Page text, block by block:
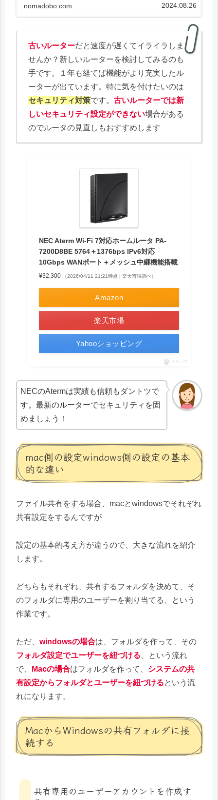
の設定画面のアドレスを調べる方法を覚書しま
nomadobo.com 2024.08.26
古いルーターだと速度が遅くてイライラしま
せんか？新しいルーターを検討してみるのも
手です。１年も経てば機能がより充実したル
ーターが出ています。特に気を付けたいのは
セキュリティ対策です。 古いルーターでは新
しいセキュリティ設定ができない場合がある
のでルータの見直しもおすすめします
NEC Aterm Wi-Fi 7対応ホームルータ PA-
7200D8BE 5764＋1376bps IPv6対応
10Gbps WANポート＋メッシュ中継機能搭載
¥32,300 （2026/04/11 21:21時点 | 楽天市場調べ）
Amazon
楽天市場
Yahooショッピング
ポチップ
NECのAtermは実績も信頼もダントツで
す。最新のルーターでセキュリティを固
めましょう！
mac側の設定windows側の設定の基本
的な違い
ファイル共有をする場合、macとwindowsでそれぞれ
共有設定をするんですが
設定の基本的考え方が違うので、大きな流れを紹介
します。
どちらもそれぞれ、共有するフォルダを決めて、そ
のフォルダに専用のユーザーを割り当てる、という
作業です。
ただ、 windowsの場合は、フォルダを作って、その
フォルダ設定でユーザーを紐づける 、という流れ
で、
Macの場合はフォルダを作って、 システムの共
有設定からフォルダとユーザーを紐づけるという流
れになります。
MacからWindowsの共有フォルダに接
続する
共有専用のユーザーアカウントを作成す